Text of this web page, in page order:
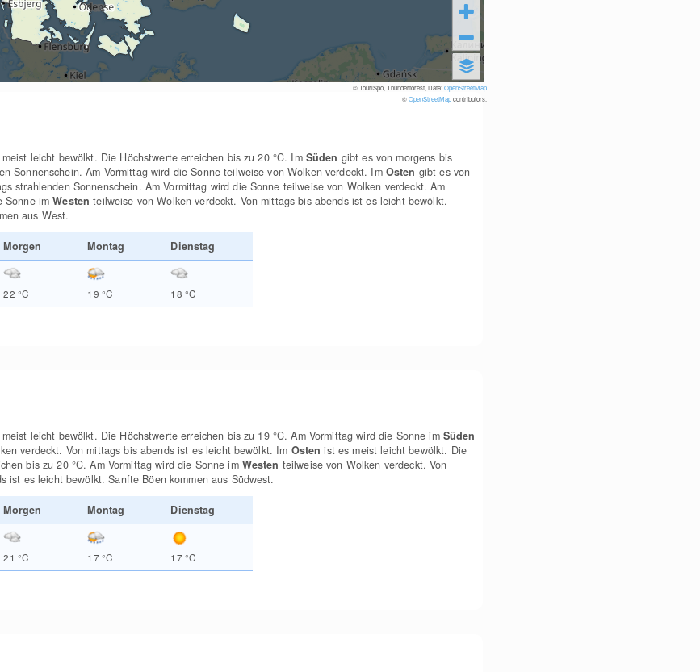
© TouriSpo, Thunderforest, Data:OpenStreetMap
©OpenStreetMapcontributors.
leicht bewölkt. Die Höchstwerte erreichen bis zu 20 °C. Im Süden gibt es von morgens bis
Sonnenschein. Am Vormittag wird die Sonne teilweise von Wolken verdeckt. Im Osten gibt es von
strahlenden Sonnenschein. Am Vormittag wird die Sonne teilweise von Wolken verdeckt. Am
Sonne imWesten teilweise von Wolken verdeckt. Von mittags bis abends ist es leicht bewölkt.
aus West.
Morgen Montag Dienstag
22 °C 19 °C 18 °C
leicht bewölkt. Die Höchstwerte erreichen bis zu 19 °C. Am Vormittag wird die Sonne im Süden
verdeckt. Von mittags bis abends ist es leicht bewölkt. Im Osten ist es meist leicht bewölkt. Die
bis zu 20 °C. Am Vormittag wird die Sonne im Westen teilweise von Wolken verdeckt. Von
ist es leicht bewölkt. Sanfte Böen kommen aus Südwest.
Morgen Montag Dienstag
21 °C 17 °C 17 °C